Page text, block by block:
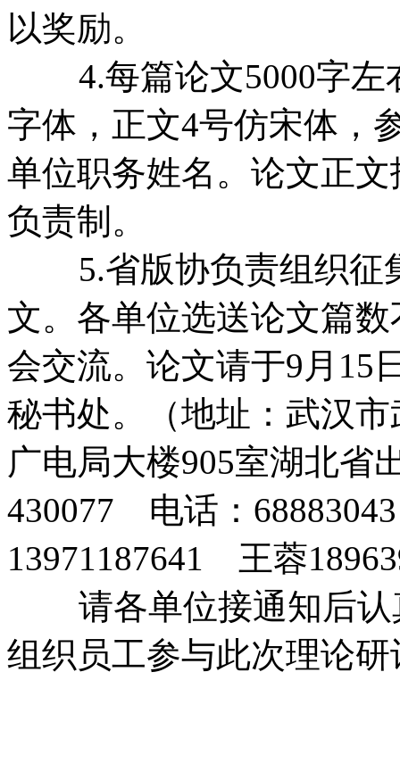
以奖励。
4.每篇论文5000字左
字体，正文4号仿宋体，
单位职务姓名。论文正
负责制。
5.省版协负责组织征
文。各单位选送论文篇
会交流。论文请于9月15
秘书处。（地址：武汉
广电局大楼905室湖北
430077 电话：
13971187641 王蓉
请各单位接通知后认
组织员工参与此次理论